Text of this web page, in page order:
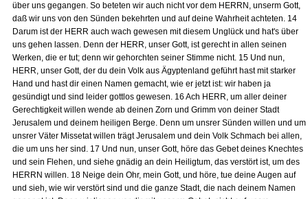
über uns gegangen. So beteten wir auch nicht vor dem HERRN, unserm Gott,
daß wir uns von den Sünden bekehrten und auf deine Wahrheit achteten. 14
Darum ist der HERR auch wach gewesen mit diesem Unglück und hat's über
uns gehen lassen. Denn der HERR, unser Gott, ist gerecht in allen seinen
Werken, die er tut; denn wir gehorchten seiner Stimme nicht. 15 Und nun,
HERR, unser Gott, der du dein Volk aus Ägyptenland geführt hast mit starker
Hand und hast dir einen Namen gemacht, wie er jetzt ist: wir haben ja
gesündigt und sind leider gottlos gewesen. 16 Ach HERR, um aller deiner
Gerechtigkeit willen wende ab deinen Zorn und Grimm von deiner Stadt
Jerusalem und deinem heiligen Berge. Denn um unsrer Sünden willen und um
unsrer Väter Missetat willen trägt Jerusalem und dein Volk Schmach bei allen,
die um uns her sind. 17 Und nun, unser Gott, höre das Gebet deines Knechtes
und sein Flehen, und siehe gnädig an dein Heiligtum, das verstört ist, um des
HERRN willen. 18 Neige dein Ohr, mein Gott, und höre, tue deine Augen auf
und sieh, wie wir verstört sind und die ganze Stadt, die nach deinem Namen